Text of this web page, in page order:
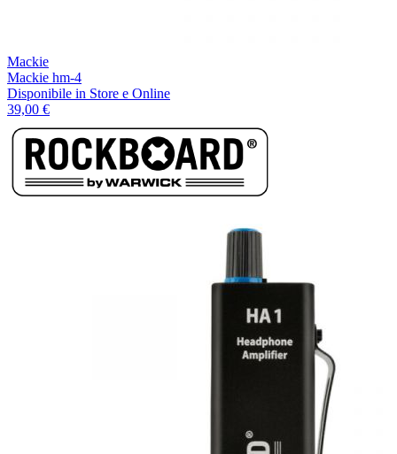
Mackie
Mackie hm-4
Disponibile in Store e Online
39,00 €